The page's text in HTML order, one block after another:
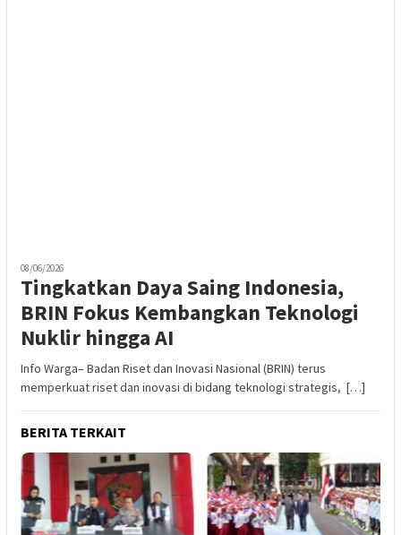
08/06/2026
Tingkatkan Daya Saing Indonesia,
BRIN Fokus Kembangkan Teknologi
Nuklir hingga AI
Info Warga– Badan Riset dan Inovasi Nasional (BRIN) terus
memperkuat riset dan inovasi di bidang teknologi strategis, […]
BERITA TERKAIT